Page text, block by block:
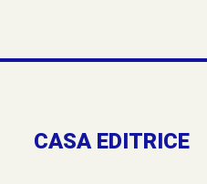
CASA EDITRICE